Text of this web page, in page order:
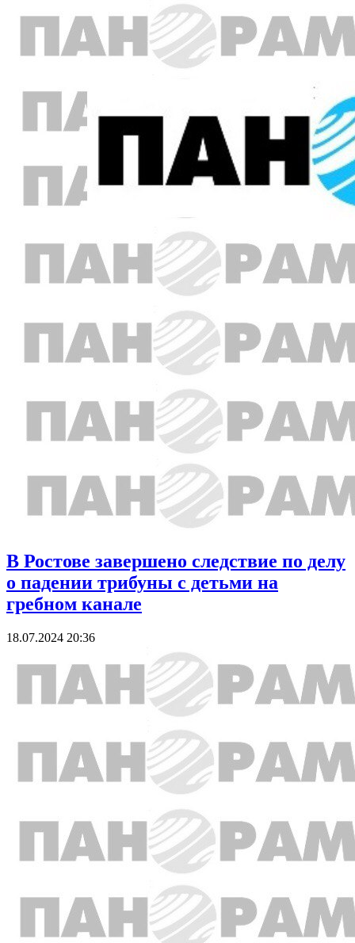
В Ростове завершено следствие по делу
о падении трибуны с детьми на
гребном канале
18.07.2024 20:36